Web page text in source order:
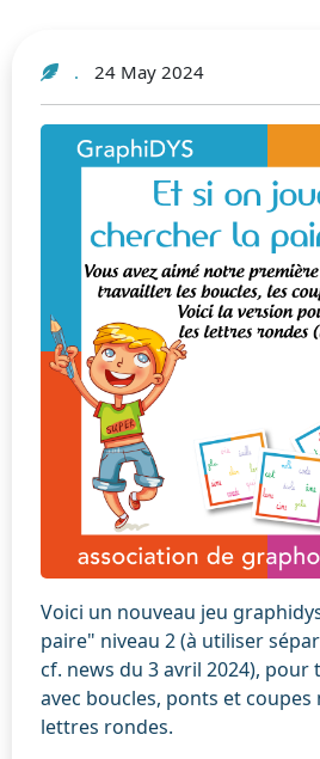
24 May 2024
Voici un nouveau jeu
paire" niveau 2 (à utiliser
cf. news du 3 avril 2024),
avec boucles, ponts et coupes
lettres rondes.